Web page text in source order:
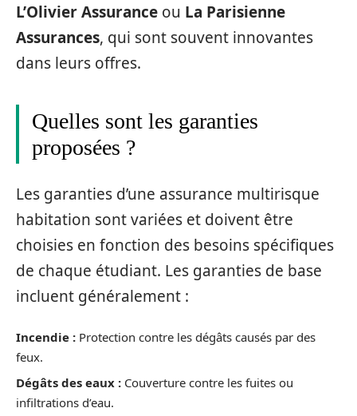
L’Olivier Assurance ou La Parisienne
Assurances, qui sont souvent innovantes
dans leurs offres.
Quelles sont les garanties
proposées ?
Les garanties d’une assurance multirisque
habitation sont variées et doivent être
choisies en fonction des besoins spécifiques
de chaque étudiant. Les garanties de base
incluent généralement :
Incendie : Protection contre les dégâts causés par des
feux.
Dégâts des eaux : Couverture contre les fuites ou
infiltrations d’eau.